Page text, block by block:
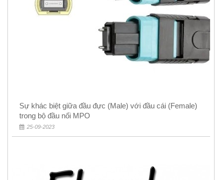
Sự khác biệt giữa đầu đực (Male) với đầu cái (Female)
trong bộ đầu nối MPO
25-09-2023